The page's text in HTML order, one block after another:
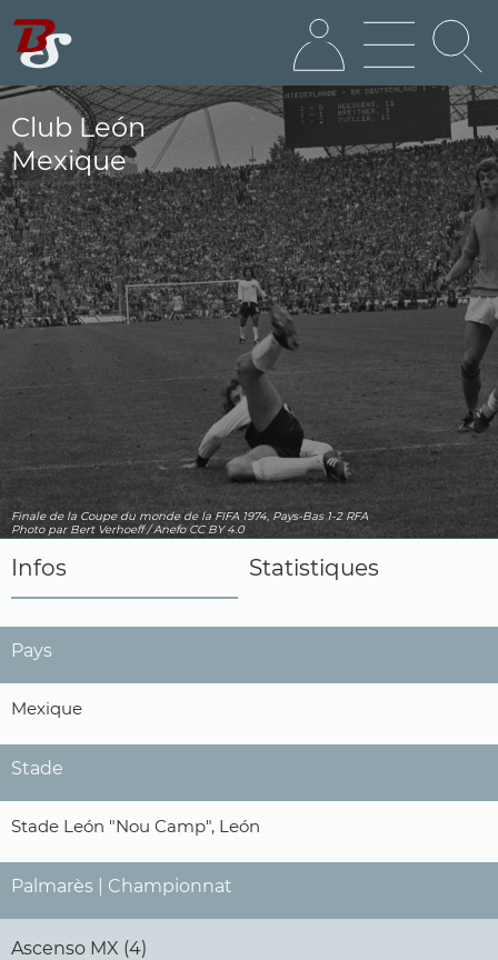
Club León
Mexique
Finale de la Coupe du monde de la FIFA 1974, Pays-Bas 1-2 RFA
Photopar Bert Verhoeff / Anefo CC BY 4.0
Infos Statistiques
Pays
Mexique
Stade
Stade León "Nou Camp", León
Palmarès | Championnat
Ascenso MX (4)